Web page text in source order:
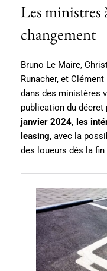
Les ministres
changement
Bruno Le Maire,
Runacher, et
dans des ministères
publication du
janvier 2024, les
leasing, avec la
des loueurs dès la fin